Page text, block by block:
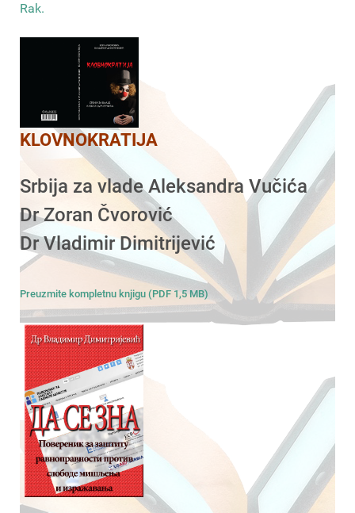
Rak.
KLOVNOKRATIJA
Srbija za vlade Aleksandra Vučića
Dr Zoran Čvorović
Dr Vladimir Dimitrijević
Preuzmite kompletnu knjigu (PDF 1,5 MB)